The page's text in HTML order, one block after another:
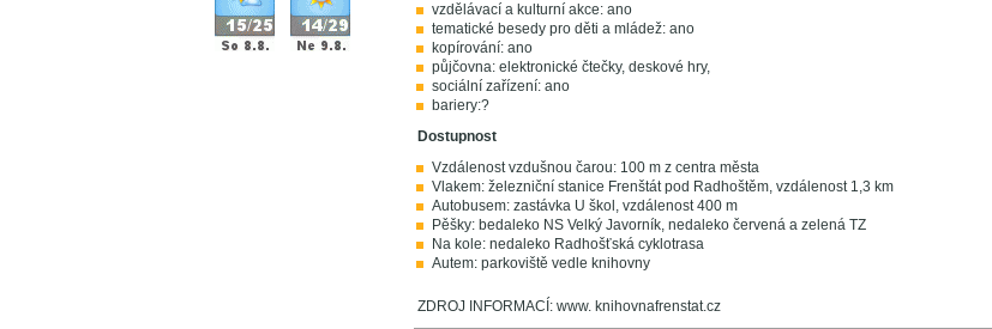
vzdělávací a kulturní akce: ano
tematické besedy pro děti a mládež: ano
kopírování: ano
půjčovna: elektronické čtečky, deskové hry,
sociální zařízení: ano
bariery:?
Dostupnost
Vzdálenost vzdušnou čarou: 100 m z centra města
Vlakem: železniční stanice Frenštát pod Radhoštěm, vzdálenost 1,3 km
Autobusem: zastávka U škol, vzdálenost 400 m
Pěšky: bedaleko NS Velký Javorník, nedaleko červená a zelená TZ
Na kole: nedaleko Radhošťská cyklotrasa
Autem: parkoviště vedle knihovny
ZDROJ INFORMACÍ: www. knihovnafrenstat.cz